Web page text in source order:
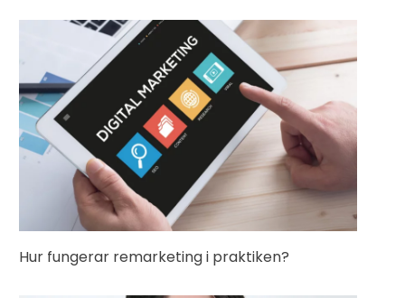
Hur fungerar remarketing i praktiken?